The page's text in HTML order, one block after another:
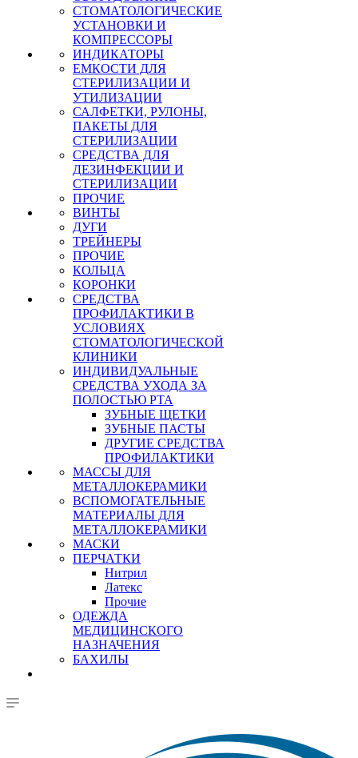
СТОМАТОЛОГИЧЕСКИЕ
УСТАНОВКИ И
КОМПРЕССОРЫ
ИНДИКАТОРЫ
ЕМКОСТИ ДЛЯ
СТЕРИЛИЗАЦИИ И
УТИЛИЗАЦИИ
САЛФЕТКИ, РУЛОНЫ,
ПАКЕТЫ ДЛЯ
СТЕРИЛИЗАЦИИ
СРЕДСТВА ДЛЯ
ДЕЗИНФЕКЦИИ И
СТЕРИЛИЗАЦИИ
ПРОЧИЕ
ВИНТЫ
ДУГИ
ТРЕЙНЕРЫ
ПРОЧИЕ
КОЛЬЦА
КОРОНКИ
СРЕДСТВА
ПРОФИЛАКТИКИ В
УСЛОВИЯХ
СТОМАТОЛОГИЧЕСКОЙ
КЛИНИКИ
ИНДИВИДУАЛЬНЫЕ
СРЕДСТВА УХОДА ЗА
ПОЛОСТЬЮ РТА
ЗУБНЫЕ ЩЕТКИ
ЗУБНЫЕ ПАСТЫ
ДРУГИЕ СРЕДСТВА
ПРОФИЛАКТИКИ
МАССЫ ДЛЯ
МЕТАЛЛОКЕРАМИКИ
ВСПОМОГАТЕЛЬНЫЕ
МАТЕРИАЛЫ ДЛЯ
МЕТАЛЛОКЕРАМИКИ
МАСКИ
ПЕРЧАТКИ
Нитрил
Латекс
Прочие
ОДЕЖДА
МЕДИЦИНСКОГО
НАЗНАЧЕНИЯ
БАХИЛЫ